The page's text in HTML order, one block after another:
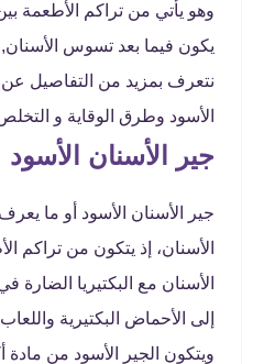
وهو يأتي من تراكم الأطعمة
يكون فيما بعد تسوس الأسنان,
نتعرف بمزيد من التفاصيل عن
الأسود وطرق الوقاية و
جير الأسنان الأسود
جير الأسنان الأسود أو ما
الأسنان، إذ يتكون من تراكم
الأسنان مع البكتيريا الضارة
إلى الأحماض البكتيرية
ويتكون الجير الأسود من مادة